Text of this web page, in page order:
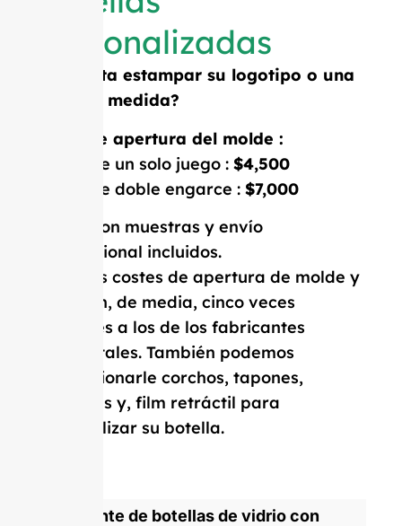
personalizadas
¿Necesita estampar su logotipo o una
forma a medida?
Coste de apertura del molde :
Molde de un solo juego : $4,500
Molde de doble engarce : $7,000
Precio con muestras y envío
internacional incluidos.
Nuestros costes de apertura de molde y
MOQ son, de media, cinco veces
inferiores a los de los fabricantes
occidentales. También podemos
proporcionarle corchos, tapones,
etiquetas y, film retráctil para
personalizar su botella.
Fabricante de botellas de vidrio con